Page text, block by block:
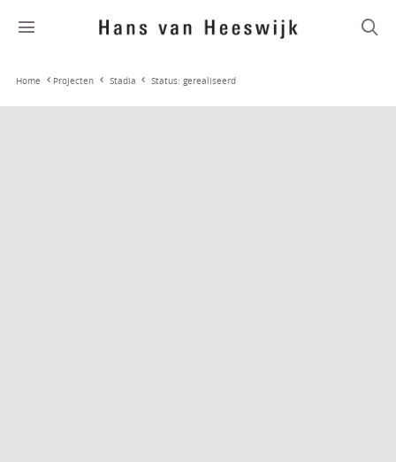
Home Projecten Stadia Status: gerealiseerd